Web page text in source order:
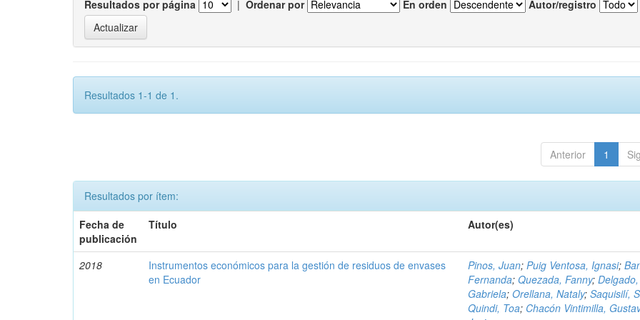
Resultados por página | Ordenar por En orden Autor/registro
Resultados 1-1 de 1.
Anterior 1
Resultados por ítem:
Fecha de
publicación
Título Autor(es)
2018
Instrumentos económicos para la gestión de residuos de envases
en Ecuador
Pinos, Juan;Puig Ventosa, Ignasi;
Fernanda;Quezada, Fanny;Delgado,
Gabriela;Orellana, Nataly;Saquisilí,
Quindi, Toa; Chacón Vintimilla,